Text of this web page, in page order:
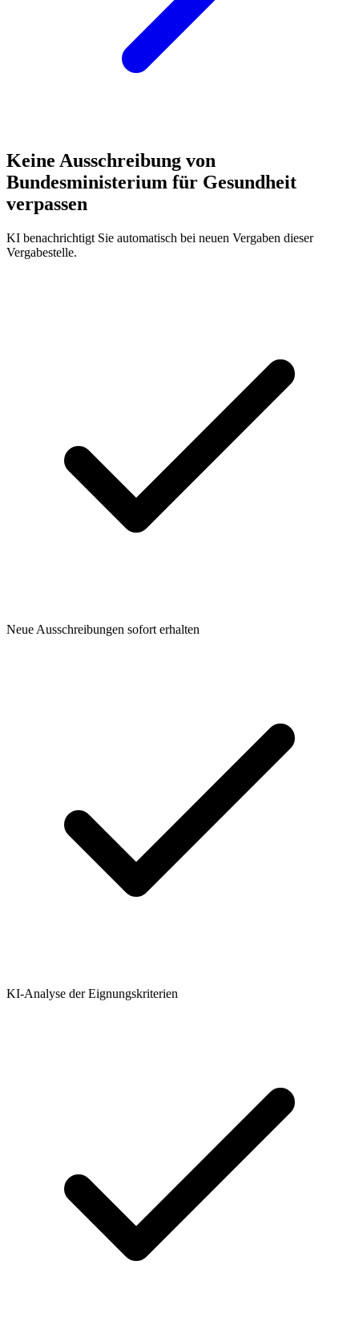
Keine Ausschreibung von
Bundesministerium für Gesundheit
verpassen
KI benachrichtigt Sie automatisch bei neuen Vergaben dieser
Vergabestelle.
Neue Ausschreibungen sofort erhalten
KI-Analyse der Eignungskriterien